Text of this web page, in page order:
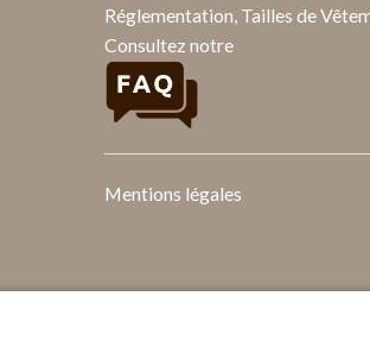
Réglementation, Tailles de
Consultez notre
Mentions légales